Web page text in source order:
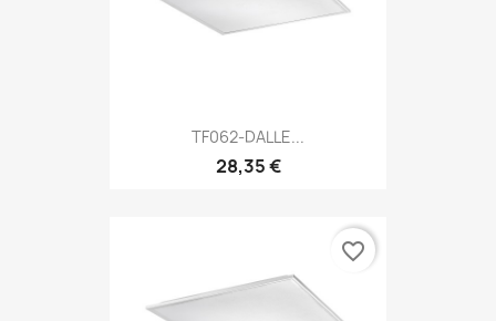
TF062-DALLE...
28,35 €
favorite_border